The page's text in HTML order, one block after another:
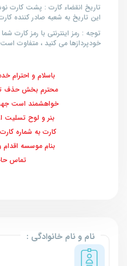
تاریخ انقضاء کارت : پشت کارت
این تاریخ به شعبه صادر کننده
توجه : رمز اینترنتی با رمز کارت
خودپردازها می کنید ، متفاوت
باسلام و احترام
محترم بخش حذف
خواهشمند است
بنر و لوح تسلیت
تماس
نام و نام خانوادگی :